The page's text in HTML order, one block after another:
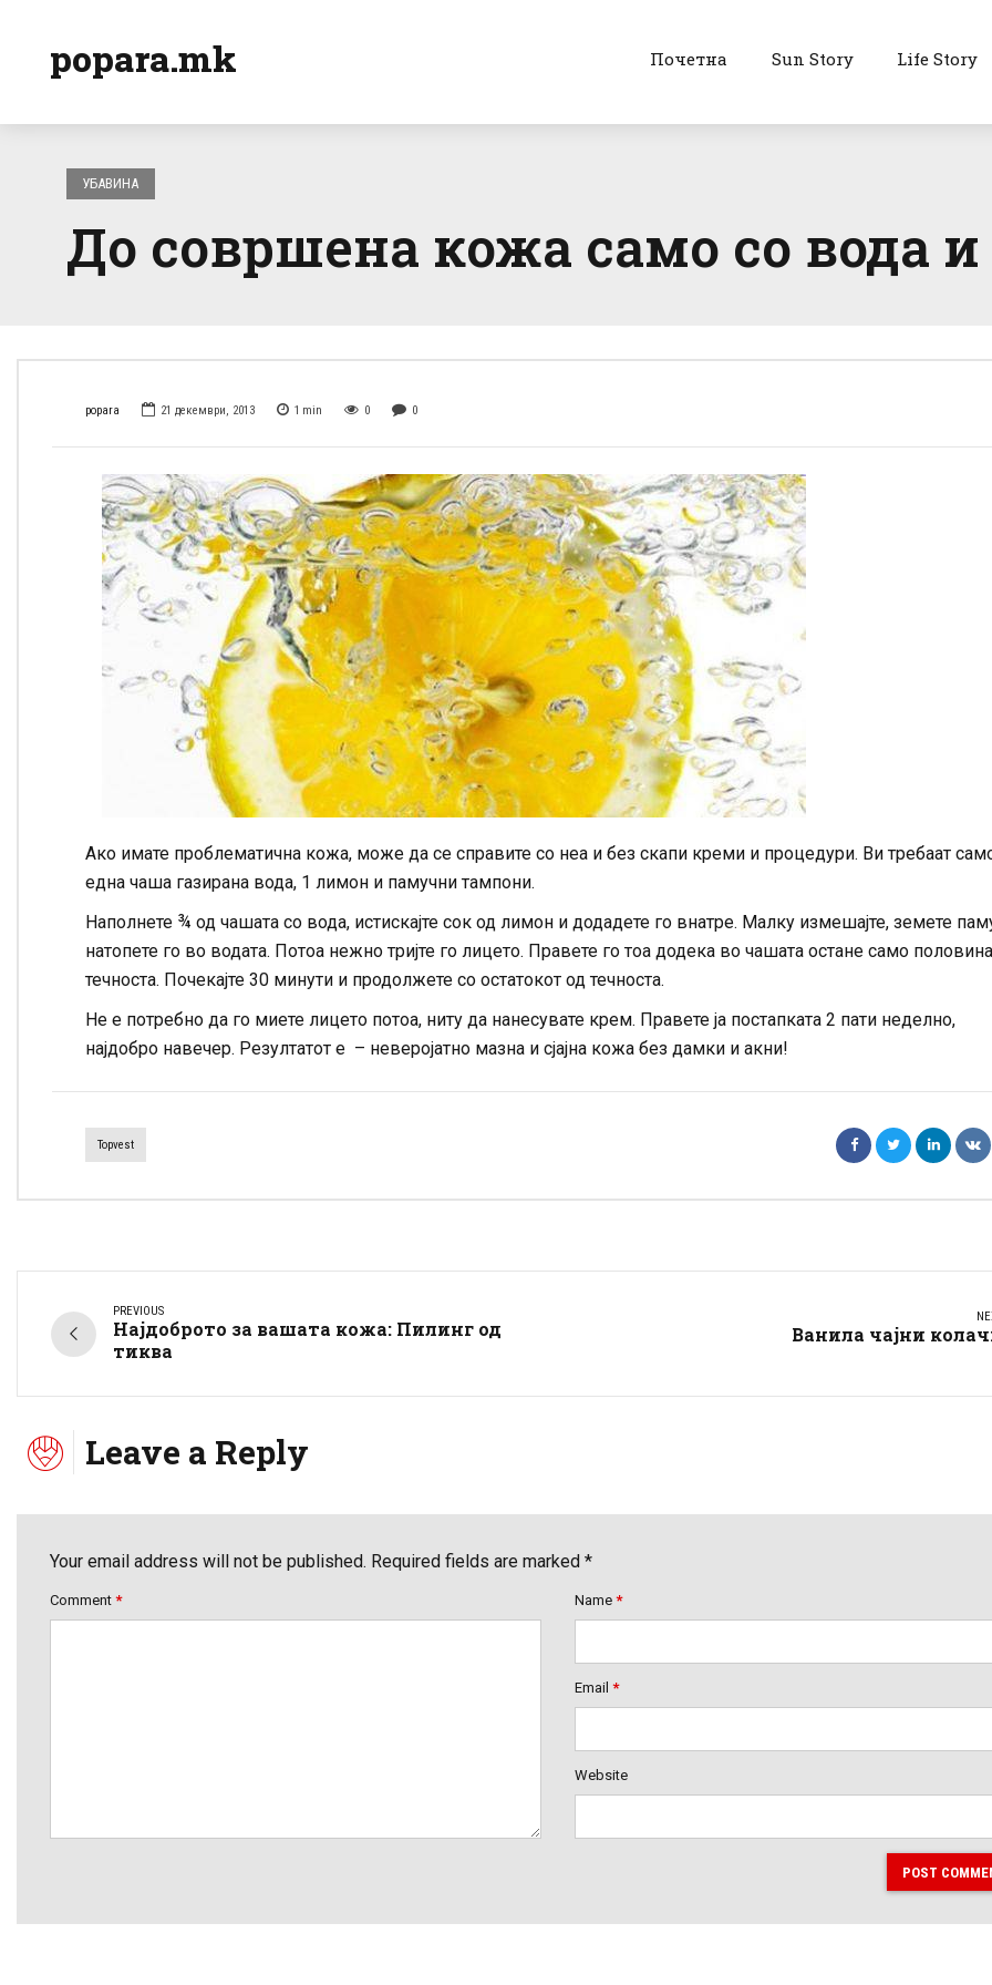
popara.mk Почетна Sun Story Life Story
УБАВИНА
До совршена кожа само со вода
popara 21 декември, 2013 1 min 0 0
Ако имате проблематична кожа, може да се справите со неа и без скапи креми и процедури. Ви требаат
една чаша газирана вода, 1 лимон и памучни тампони.
Наполнете ¾ од чашата со вода, истискајте сок од лимон и додадете го внатре. Малку измешајте, земете
натопете го во водата. Потоа нежно тријте го лицето. Правете го тоа додека во чашата остане само
течноста. Почекајте 30 минути и продолжете со остатокот од течноста.
Не е потребно да го миете лицето потоа, ниту да нанесувате крем. Правете ја постапката 2 пати неделно,
најдобро навечер. Резултатот е – неверојатно мазна и сјајна кожа без дамки и акни!
Topvest
PREVIOUS
Најдоброто за вашата кожа: Пилинг од
тиква
Ванила чајни
Leave a Reply
Your email address will not be published. Required fields are marked *
Comment * Name *
Email *
Website
POST